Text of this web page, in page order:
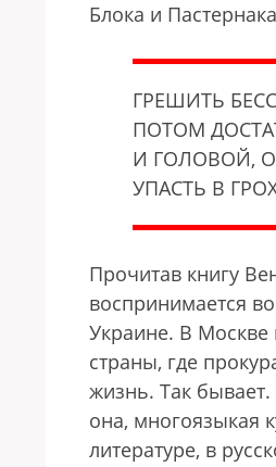
Блока и
ГРЕШИТЬ
ПОТОМ
И ГОЛОВОЙ,
УПАСТЬ В
Прочитав книгу
воспринимается
Украине. В Москве
страны, где
жизнь. Так
она, многоязыкая
литературе, в